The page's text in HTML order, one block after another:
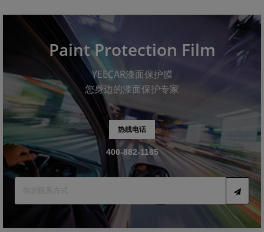
Paint Protection Film
YEECAR漆面保护膜
您身边的漆面保护专家
热线电话
400-882-1165